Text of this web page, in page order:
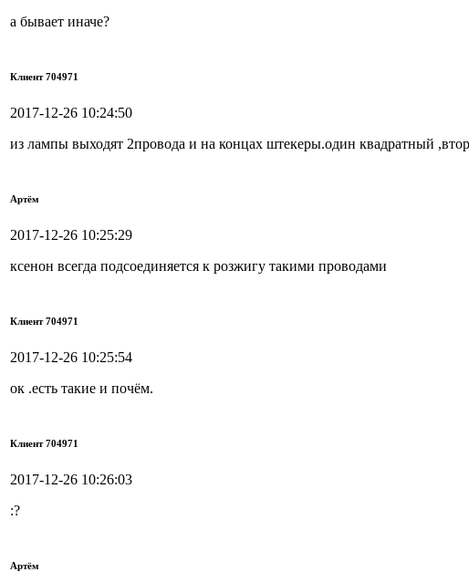
а бывает иначе?
Клиент 704971
2017-12-26 10:24:50
из лампы выходят 2провода и на концах штекеры.один квадратный
Артём
2017-12-26 10:25:29
ксенон всегда подсоединяется к розжигу такими проводами
Клиент 704971
2017-12-26 10:25:54
ок .есть такие и почём.
Клиент 704971
2017-12-26 10:26:03
:?
Артём